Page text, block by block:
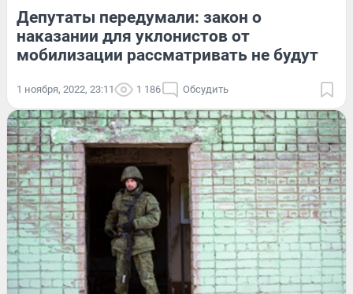
Депутаты передумали: закон о
наказании для уклонистов от
мобилизации рассматривать не будут
1 ноября, 2022, 23:11 1 186 Обсудить